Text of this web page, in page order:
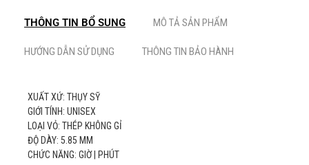
THÔNG TIN BỔ SUNG MÔ TẢ SẢN PHẨM
HƯỚNG DẪN SỬ DỤNG THÔNG TIN BẢO HÀNH
XUẤT XỨ: THỤY SỸ
GIỚI TÍNH: UNISEX
LOẠI VỎ: THÉP KHÔNG GỈ
ĐỘ DÀY: 5.85 MM
CHỨC NĂNG: GIỜ | PHÚT